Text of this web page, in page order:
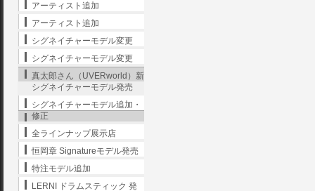
アーティスト追加
アーティスト追加
シグネイチャーモデル変更
シグネイチャーモデル変更
真太郎さん（UVERworld）新
シグネイチャーモデル発売
シグネイチャーモデル追加・
修正
全ラインナップ展示店
恒岡章 Signatureモデル発売
特注モデル追加
LERNI ドラムスティック 発